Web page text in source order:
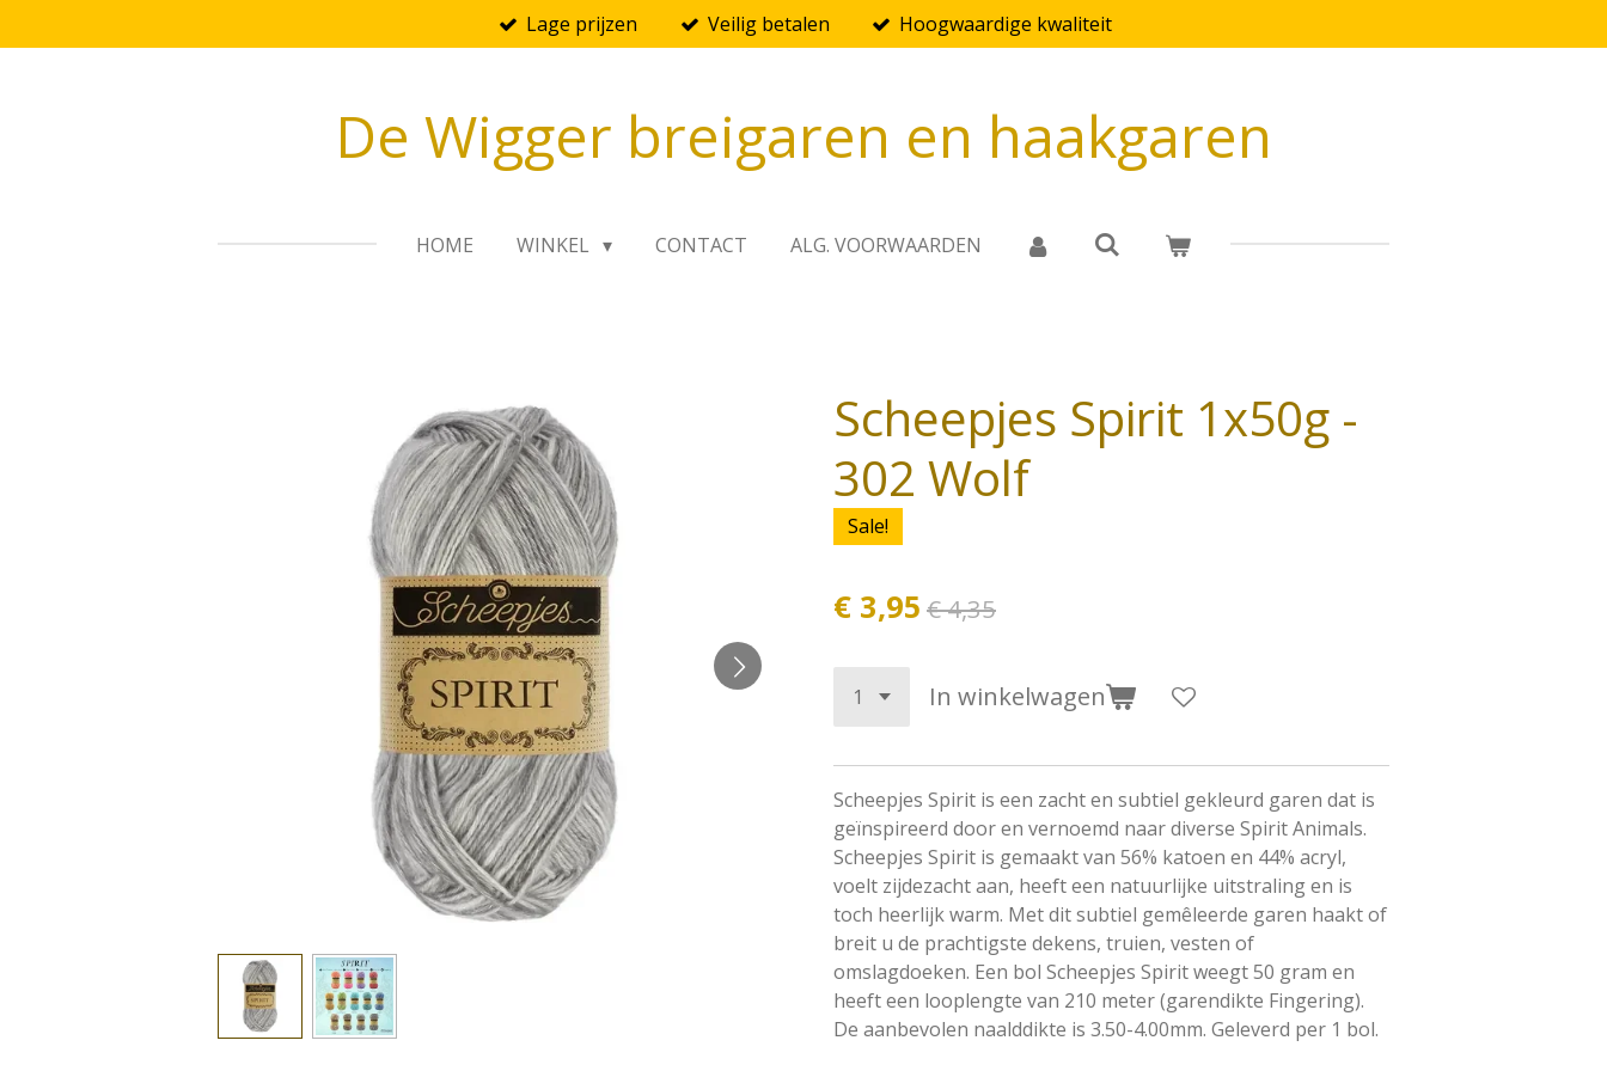
direct
Lage prijzen Veilig betalen Hoogwaardige kwaliteit
De Wigger breigaren en haakgaren
HOME WINKEL CONTACT ALG. VOORWAARDEN
Scheepjes Spirit 1x50g -
302 Wolf
Sale!
€ 3,95 € 4,35
In winkelwagen
Scheepjes Spirit is een zacht en subtiel gekleurd garen dat is
geïnspireerd door en vernoemd naar diverse Spirit Animals.
Scheepjes Spirit is gemaakt van 56% katoen en 44% acryl,
voelt zijdezacht aan, heeft een natuurlijke uitstraling en is
toch heerlijk warm. Met dit subtiel gemêleerde garen haakt of
breit u de prachtigste dekens, truien, vesten of
omslagdoeken. Een bol Scheepjes Spirit weegt 50 gram en
heeft een looplengte van 210 meter (garendikte Fingering).
De aanbevolen naalddikte is 3.50-4.00mm. Geleverd per 1 bol.